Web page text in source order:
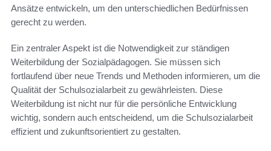
Ansätze entwickeln, um den unterschiedlichen Bedürfnissen
gerecht zu werden.
Ein zentraler Aspekt ist die Notwendigkeit zur ständigen
Weiterbildung der Sozialpädagogen. Sie müssen sich
fortlaufend über neue Trends und Methoden informieren, um die
Qualität der Schulsozialarbeit zu gewährleisten. Diese
Weiterbildung ist nicht nur für die persönliche Entwicklung
wichtig, sondern auch entscheidend, um die Schulsozialarbeit
effizient und zukunftsorientiert zu gestalten.